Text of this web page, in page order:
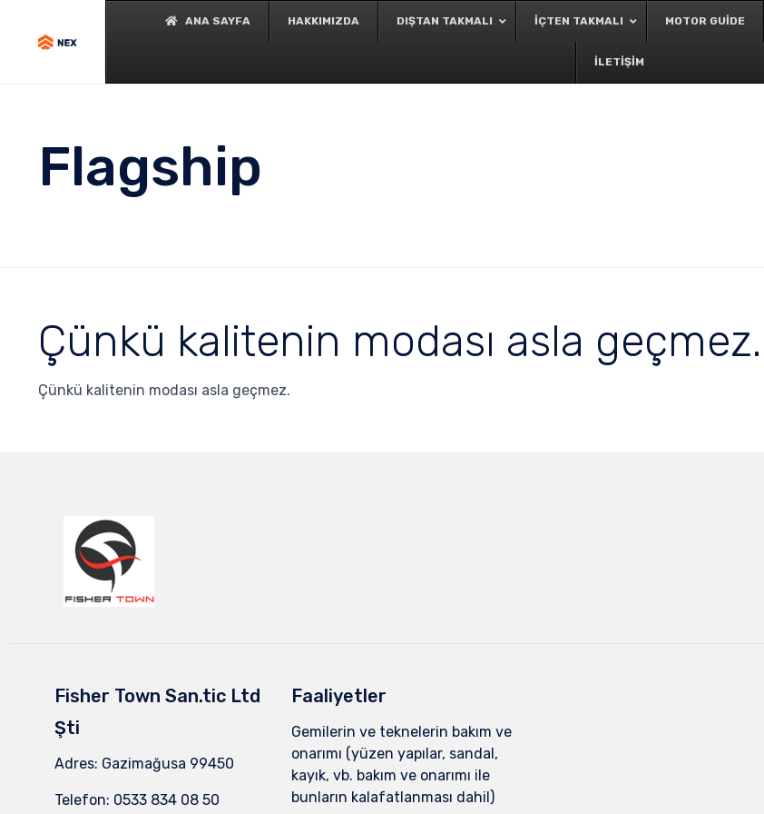
ANA SAYFA HAKKIMIZDA DIŞTAN TAKMALI İÇTEN TAKMALI MOTOR GUIDE
İLETIŞIM
Flagship
Çünkü kalitenin modası asla geçmez.
Çünkü kalitenin modası asla geçmez.
Fisher Town San.tic Ltd
Şti
Adres: Gazimağusa 99450
Telefon: 0533 834 08 50
Faaliyetler
Gemilerin ve teknelerin bakım ve
onarımı (yüzen yapılar, sandal,
kayık, vb. bakım ve onarımı ile
bunların kalafatlanması dahil)